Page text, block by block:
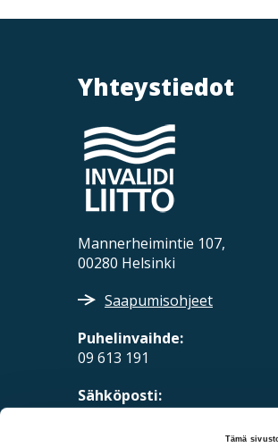
Tämä
Yhteystiedot
Mannerheimintie 107,
00280 Helsinki
Saapumisohjeet
Puhelinvaihde:
09 613 191
Sähköposti: